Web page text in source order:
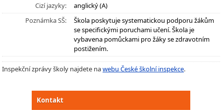
Cizí jazyky:
anglický (A)
Poznámka SŠ:
Škola poskytuje systematickou podporu žákům
se specifickými poruchami učení. Škola je
vybavena pomůckami pro žáky se zdravotním
postižením.
Inspekční zprávy školy najdete nawebu České školní inspekce.
Kontakt